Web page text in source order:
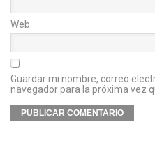
Web
Guardar mi nombre, correo
navegador para la próxima vez